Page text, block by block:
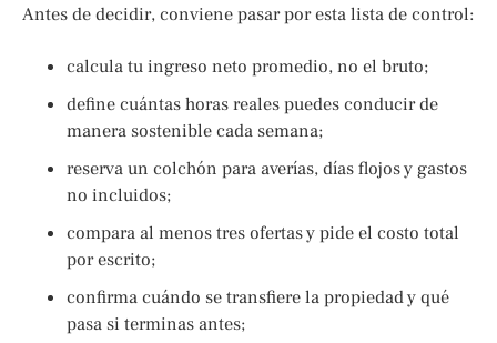
Antes de decidir, conviene pasar por esta lista de control:
calcula tu ingreso neto promedio, no el bruto;
define cuántas horas reales puedes conducir de
manera sostenible cada semana;
reserva un colchón para averías, días flojos y gastos
no incluidos;
compara al menos tres ofertas y pide el costo total
por escrito;
confirma cuándo se transfiere la propiedad y qué
pasa si terminas antes;